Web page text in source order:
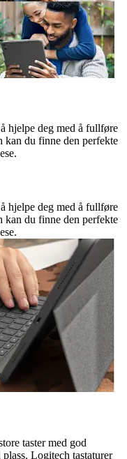
hjelpe deg med å fullføre
kan du finne den perfekte
hjelpe deg med å fullføre
kan du finne den perfekte
taster med god
Logitech tastaturer